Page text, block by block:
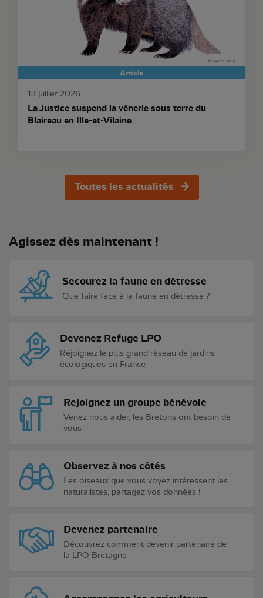
Article
13 juillet 2026
La Justice suspend la vénerie sous terre du
Blaireau en Ille-et-Vilaine
Toutes les actualités
Agissez dès maintenant !
Secourez la faune en détresse
Que faire face à la faune en détresse ?
Devenez Refuge LPO
Rejoignez le plus grand réseau de jardins
écologiques en France
Rejoignez un groupe bénévole
Venez nous aider, les Bretons ont besoin de
vous
Observez à nos côtés
Les oiseaux que vous voyez intéressent les
naturalistes, partagez vos données !
Devenez partenaire
Découvrez comment devenir partenaire de
la LPO Bretagne